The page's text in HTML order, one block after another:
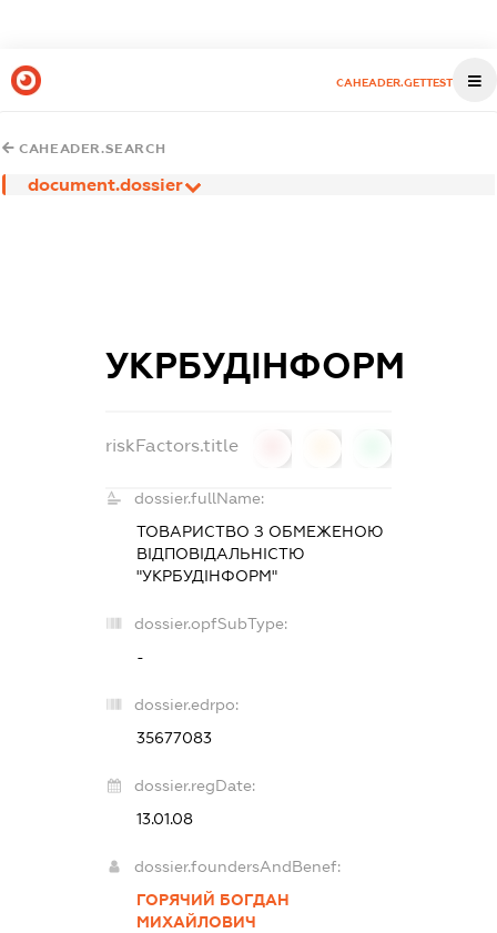
CAHEADER.GETTEST
CAHEADER.SEARCH
document.dossier
УКРБУДІНФОРМ
riskFactors.title
dossier.fullName:
ТОВАРИСТВО З ОБМЕЖЕНОЮ
ВІДПОВІДАЛЬНІСТЮ
"УКРБУДІНФОРМ"
dossier.opfSubType:
-
dossier.edrpo:
35677083
dossier.regDate:
13.01.08
dossier.foundersAndBenef:
ГОРЯЧИЙ БОГДАН
МИХАЙЛОВИЧ